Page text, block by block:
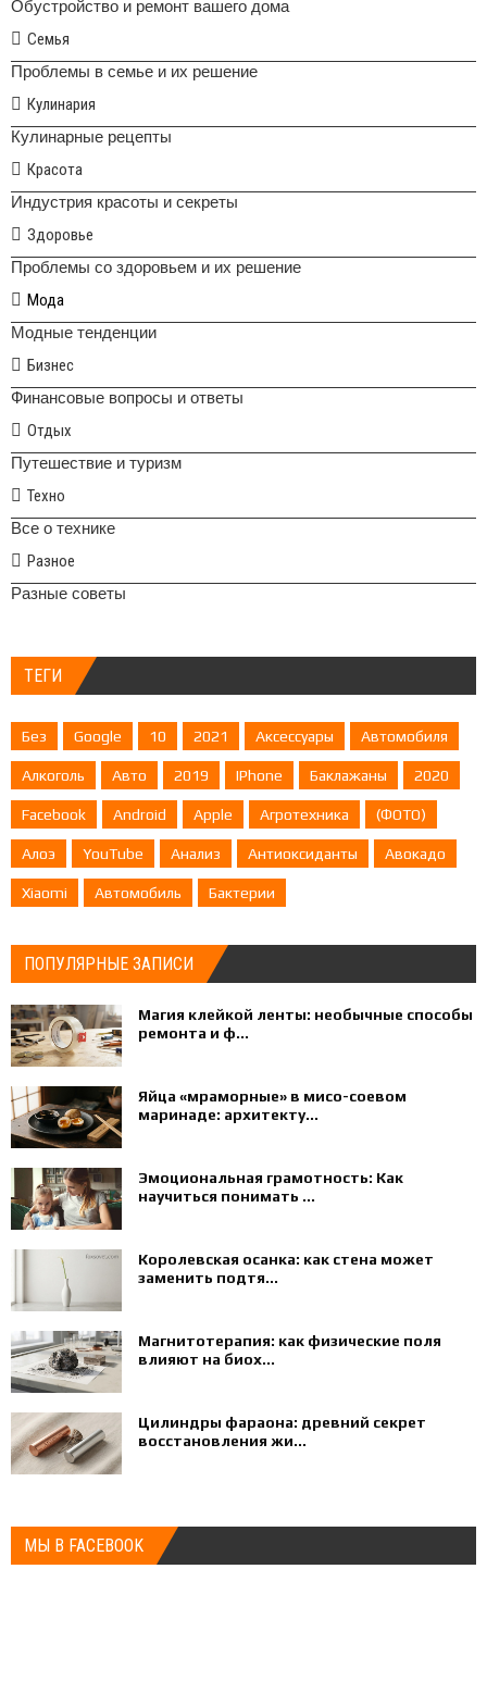
Обустройство и ремонт вашего дома
Семья
Проблемы в семье и их решение
Кулинария
Кулинарные рецепты
Красота
Индустрия красоты и секреты
Здоровье
Проблемы со здоровьем и их решение
Мода
Модные тенденции
Бизнес
Финансовые вопросы и ответы
Отдых
Путешествие и туризм
Техно
Все о технике
Разное
Разные советы
ТЕГИ
Без Google 10 2021 Аксессуары Автомобиля
Алкоголь Авто 2019 IPhone Баклажаны 2020
Facebook Android Apple Агротехника (ФОТО)
Алоэ YouTube Анализ Антиоксиданты Авокадо
Xiaomi Автомобиль Бактерии
ПОПУЛЯРНЫЕ ЗАПИСИ
Магия клейкой ленты: необычные способы
ремонта и ф...
Яйца «мраморные» в мисо-соевом
маринаде: архитекту...
Эмоциональная грамотность: Как
научиться понимать ...
Королевская осанка: как стена может
заменить подтя...
Магнитотерапия: как физические поля
влияют на биох...
Цилиндры фараона: древний секрет
восстановления жи...
МЫ В FACEBOOK